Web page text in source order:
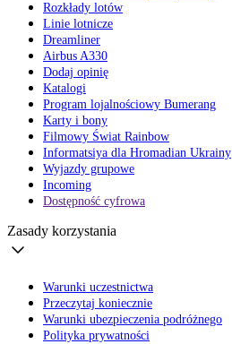
Rozkłady lotów
Linie lotnicze
Dreamliner
Airbus A330
Dodaj opinię
Katalogi
Program lojalnościowy Bumerang
Karty i bony
Filmowy Świat Rainbow
Informatsiya dla Hromadian Ukrainy
Wyjazdy grupowe
Incoming
Dostępność cyfrowa
Zasady korzystania
Warunki uczestnictwa
Przeczytaj koniecznie
Warunki ubezpieczenia podróżnego
Polityka prywatności